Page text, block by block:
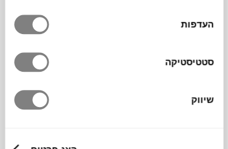
העדפות
סטטיסטיקה
שיווק
Narud, ילידי נורווגיה הפועלים בלונדון, מציגה
שילוב ייחודי של צורות נועזות וקומפוזיציה
א-סימטרית. המשחק הדינמי בין האלמנטים, עם
מרכז העץ המשמש נקודת איזון בין המשקולת
עוצמתית בחלל.